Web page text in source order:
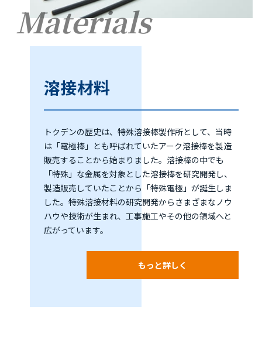
Materials
溶接材料
トクデンの歴史は、特殊溶接棒製作所として、当時
は「電極棒」とも呼ばれていたアーク溶接棒を製造
販売することから始まりました。溶接棒の中でも
「特殊」な金属を対象とした溶接棒を研究開発し、
製造販売していたことから「特殊電極」が誕生しま
した。特殊溶接材料の研究開発からさまざまなノウ
ハウや技術が生まれ、工事施工やその他の領域へと
広がっています。
もっと詳しく